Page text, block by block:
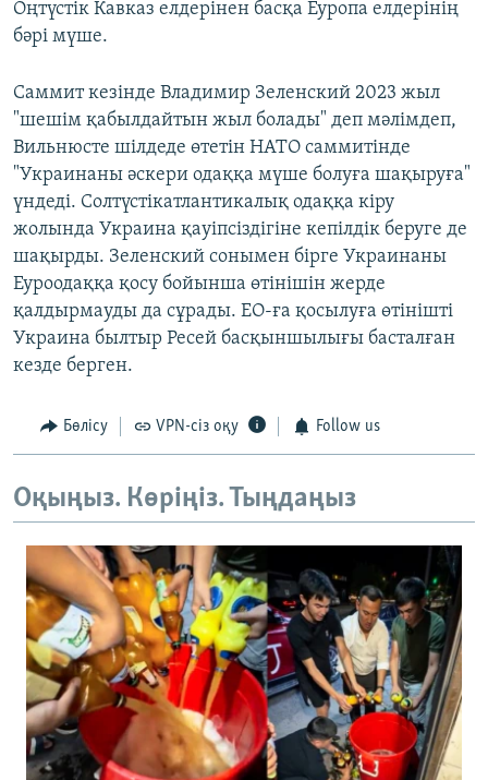
Оңтүстік Кавказ елдерінен басқа Еуропа елдерінің
бәрі мүше.
Саммит кезінде Владимир Зеленский 2023 жыл
"шешім қабылдайтын жыл болады" деп мәлімдеп,
Вильнюсте шілдеде өтетін НАТО саммитінде
"Украинаны әскери одаққа мүше болуға шақыруға"
үндеді. Солтүстікатлантикалық одаққа кіру
жолында Украина қауіпсіздігіне кепілдік беруге де
шақырды. Зеленский сонымен бірге Украинаны
Еуроодаққа қосу бойынша өтінішін жерде
қалдырмауды да сұрады. ЕО-ға қосылуға өтінішті
Украина былтыр Ресей басқыншылығы басталған
кезде берген.
Бөлісу VPN-сіз оқу Follow us
Оқыңыз. Көріңіз. Тыңдаңыз